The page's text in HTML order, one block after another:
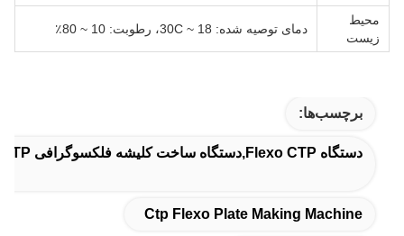
محیط
زیست
دمای توصیه شده: 18 ~ 30C، رطوبت: 10 ~ 80٪
برچسب‌ها:
دستگاه Flexo CTP,دستگاه ساخت کلیشه فلکسوگرافی CTP,دستگاه بشقاب CTP
Ctp Flexo Plate Making Machine